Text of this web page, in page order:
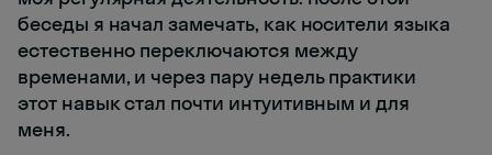
беседы я начал замечать, как носители языка
естественно переключаются между
временами, и через пару недель практики
этот навык стал почти интуитивным и для
меня.